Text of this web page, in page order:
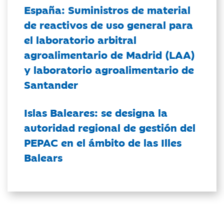
España: Suministros de material
de reactivos de uso general para
el laboratorio arbitral
agroalimentario de Madrid (LAA)
y laboratorio agroalimentario de
Santander
Islas Baleares: se designa la
autoridad regional de gestión del
PEPAC en el ámbito de las Illes
Balears